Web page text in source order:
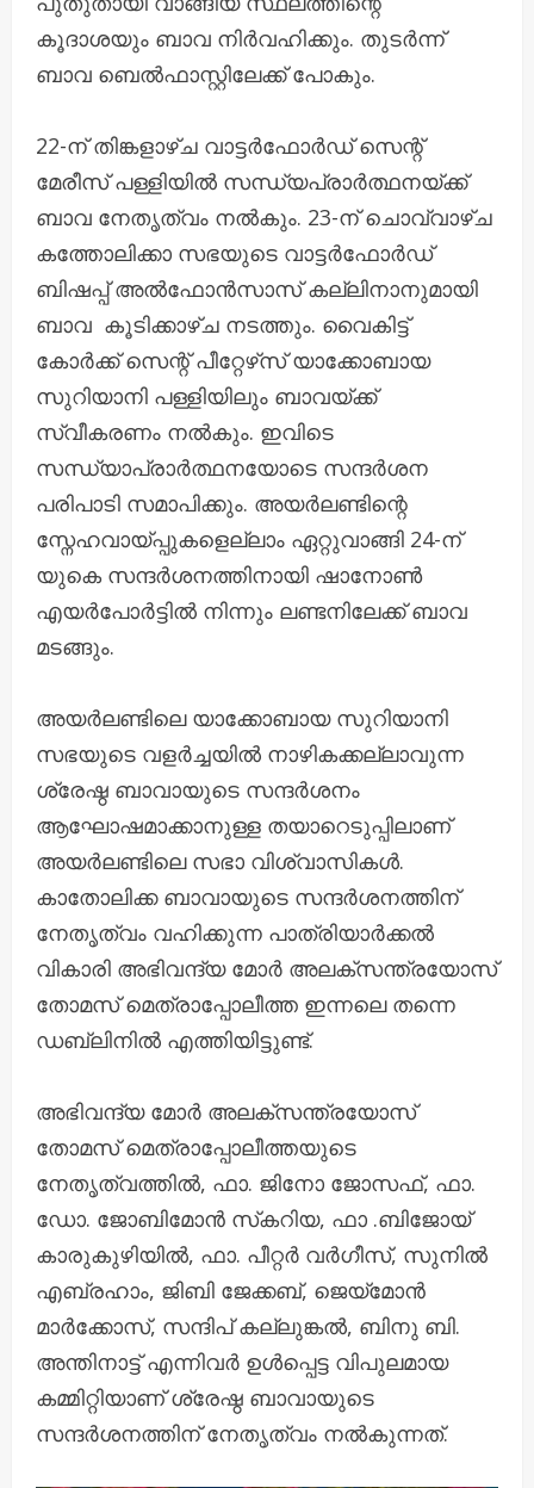
കൂദാശയും ബാവ നിര്‍വഹിക്കും. തുടർന്ന്
ബാവ ബെൽഫാസ്റ്റിലേക്ക് പോകും.
22-ന് തിങ്കളാഴ്ച വാട്ടര്‍ഫോര്‍ഡ് സെന്റ്
മേരീസ് പള്ളിയില്‍ സന്ധ്യപ്രാര്‍ത്ഥനയ്ക്ക്
ബാവ നേതൃത്വം നല്‍കും. 23-ന് ചൊവ്വാഴ്ച
കത്തോലിക്കാ സഭയുടെ വാട്ടര്‍ഫോര്‍ഡ്
ബിഷപ്പ് അല്‍ഫോന്‍സാസ് കല്ലിനാനുമായി
ബാവ കൂടിക്കാഴ്ച നടത്തും. വൈകിട്ട്
കോര്‍ക്ക് സെന്റ് പീറ്റേഴ്‌സ് യാക്കോബായ
സുറിയാനി പള്ളിയിലും ബാവയ്ക്ക്
സ്വീകരണം നല്‍കും. ഇവിടെ
സന്ധ്യാപ്രാര്‍ത്ഥനയോടെ സന്ദര്‍ശന
പരിപാടി സമാപിക്കും. അയര്‍ലണ്ടിന്റെ
സ്നേഹവായ്പ്പുകളെല്ലാം ഏറ്റുവാങ്ങി 24-ന്
യുകെ സന്ദർശനത്തിനായി ഷാനോൺ
എയർപോർട്ടിൽ നിന്നും ലണ്ടനിലേക്ക് ബാവ
മടങ്ങും.
അയര്‍ലണ്ടിലെ യാക്കോബായ സുറിയാനി
സഭയുടെ വളര്‍ച്ചയില്‍ നാഴികക്കല്ലാവുന്ന
ശ്രേഷ്ഠ ബാവായുടെ സന്ദര്‍ശനം
ആഘോഷമാക്കാനുള്ള തയാറെടുപ്പിലാണ്
അയര്‍ലണ്ടിലെ സഭാ വിശ്വാസികള്‍.
കാതോലിക്ക ബാവായുടെ സന്ദര്‍ശനത്തിന്
നേതൃത്വം വഹിക്കുന്ന പാത്രിയാർക്കൽ
വികാരി അഭിവന്ദ്യ മോര്‍ അലക്‌സന്ത്രയോസ്
തോമസ് മെത്രാപ്പോലീത്ത ഇന്നലെ തന്നെ
ഡബ്ലിനില്‍ എത്തിയിട്ടുണ്ട്.
അഭിവന്ദ്യ മോര്‍ അലക്‌സന്ത്രയോസ്
തോമസ് മെത്രാപ്പോലീത്തയുടെ
നേതൃത്വത്തില്‍, ഫാ. ജിനോ ജോസഫ്, ഫാ.
ഡോ. ജോബിമോന്‍ സ്‌കറിയ, ഫാ .ബിജോയ്
കാരുകുഴിയില്‍, ഫാ. പീറ്റര്‍ വര്‍ഗീസ്, സുനില്‍
എബ്രഹാം, ജിബി ജേക്കബ്, ജെയ്മോന്‍
മാര്‍ക്കോസ്, സന്ദിപ് കല്ലുങ്കല്‍, ബിനു ബി.
അന്തിനാട്ട് എന്നിവര്‍ ഉള്‍പ്പെട്ട വിപുലമായ
കമ്മിറ്റിയാണ് ശ്രേഷ്ഠ ബാവായുടെ
സന്ദര്‍ശനത്തിന് നേതൃത്വം നല്‍കുന്നത്.